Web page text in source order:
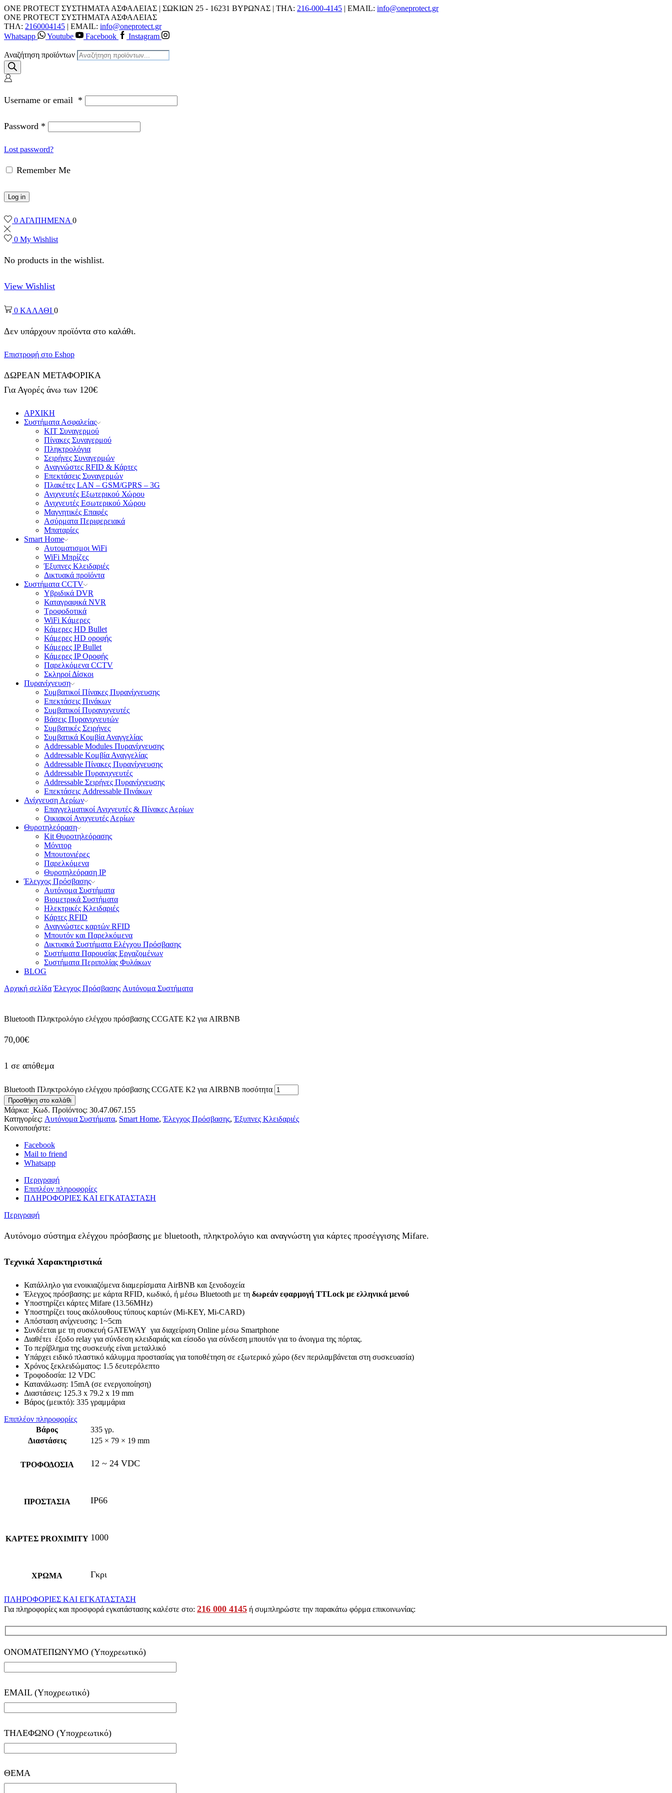
ONE PROTECT ΣΥΣΤΗΜΑΤΑ ΑΣΦΑΛΕΙΑΣ | ΣΩΚΙΩΝ 25 - 16231 ΒΥΡΩΝΑΣ | ΤΗΛ: 216-000-4145 | EMAIL: info@oneprotect.gr
ONE PROTECT ΣΥΣΤΗΜΑΤΑ ΑΣΦΑΛΕΙΑΣ
ΤΗΛ: 2160004145 | EMAIL: info@oneprotect.gr
Whatsapp
Youtube Facebook Instagram
Αναζήτηση προϊόντων
Username or email *
Password *
Lost password?
Remember Me
Log in
0 ΑΓΑΠΗΜΕΝΑ 0
0 My Wishlist
No products in the wishlist.
View Wishlist
0 ΚΑΛΑΘΙ 0
Δεν υπάρχουν προϊόντα στο καλάθι.
Επιστροφή στο Eshop
ΔΩΡΕΑΝ ΜΕΤΑΦΟΡΙΚΑ
Για Αγορές άνω των 120€
ΑΡΧΙΚΗ
Συστήματα Ασφαλείας
ΚΙΤ Συναγερμού
Πίνακες Συναγερμού
Πληκτρολόγια
Σειρήνες Συναγερμών
Αναγνώστες RFID & Κάρτες
Επεκτάσεις Συναγερμών
Πλακέτες LAN – GSM/GPRS – 3G
Ανιχνευτές Εξωτερικού Χώρου
Ανιχνευτές Εσωτερικού Χώρου
Μαγνητικές Επαφές
Aσύρματα Περιφερειακά
Μπαταρίες
Smart Home
Αυτοματισμοι WiFi
WiFi Μπρίζες
Έξυπνες Κλειδαριές
Δικτυακά προϊόντα
Συστήματα CCTV
Υβριδικά DVR
Καταγραφικά NVR
Tροφοδοτικά
WiFi Kάμερες
Κάμερες HD Βullet
Κάμερες HD οροφής
Κάμερες IP Βullet
Κάμερες IP Οροφής
Παρελκόμενα CCTV
Σκληροί Δίσκοι
Πυρανίχνευση
Συμβατικοί Πίνακες Πυρανίχνευσης
Επεκτάσεις Πινάκων
Συμβατικοί Πυρανιχνευτές
Βάσεις Πυρανιχνευτών
Συμβατικές Σειρήνες
Συμβατικά Κομβία Αναγγελίας
Addressable Modules Πυρανίχνευσης
Addressable Κομβία Αναγγελίας
Addressable Πίνακες Πυρανίχνευσης
Addressable Πυρανιχνευτές
Addressable Σειρήνες Πυρανίχνευσης
Επεκτάσεις Addressable Πινάκων
Ανίχνευση Αερίων
Επαγγελματικοί Ανιχνευτές & Πίνακες Αερίων
Οικιακοί Ανιχνευτές Αερίων
Θυροτηλεόραση
Kit Θυροτηλεόρασης
Μόνιτορ
Μπουτονιέρες
Παρελκόμενα
Θυροτηλεόραση ΙΡ
Έλεγχος Πρόσβασης
Aυτόνομα Συστήματα
Βιομετρικά Συστήματα
Ηλεκτρικές Κλειδαριές
Κάρτες RFID
Αναγνώστες καρτών RFID
Mπουτόν και Παρελκόμενα
Δικτυακά Συστήματα Ελέγχου Πρόσβασης
Συστήματα Παρουσίας Εργαζομένων
Συστήματα Περιπολίας Φυλάκων
BLOG
Αρχική σελίδα Έλεγχος Πρόσβασης Aυτόνομα Συστήματα
Βluetooth Πληκτρολόγιο ελέγχου πρόσβασης CCGATE K2 για AIRBNB
70,00€
1 σε απόθεμα
Βluetooth Πληκτρολόγιο ελέγχου πρόσβασης CCGATE K2 για AIRBNB ποσότητα
Προσθήκη στο καλάθι
Μάρκα: Κωδ. Προϊόντος: 30.47.067.155
Κατηγορίες: Aυτόνομα Συστήματα, Smart Home,Έλεγχος Πρόσβασης,Έξυπνες Κλειδαριές
Κοινοποιήστε:
Facebook
Mail to friend
Whatsapp
Περιγραφή
Επιπλέον πληροφορίες
ΠΛΗΡΟΦΟΡΙΕΣ ΚΑΙ ΕΓΚΑΤΑΣΤΑΣΗ
Περιγραφή
Αυτόνομο σύστημα ελέγχου πρόσβασης με bluetooth, πληκτρολόγιο και αναγνώστη για κάρτες προσέγγισης Mifare.
Tεχνικά Χαρακτηριστικά
Κατάλληλο για ενοικιαζόμενα διαμερίσματα AirBNB και ξενοδοχεία
Έλεγχος πρόσβασης: με κάρτα RFID, κωδικό, ή μέσω Bluetooth με τη δωρεάν εφαρμογή TTLock με ελληνικά μενού
Υποστηρίζει κάρτες Mifare (13.56MHz)
Υποστηρίζει τους ακόλουθους τύπους καρτών (Mi-ΚΕΥ, Mi-CARD)
Απόσταση ανίχνευσης: 1~5cm
Συνδέεται με τη συσκευή GATEWAY για διαχείριση Οnline μέσω Smartphone
Διαθέτει έξoδο relay για σύνδεση κλειδαριάς και είσοδο για σύνδεση μπουτόν για το άνοιγμα της πόρτας.
Το περίβλημα της συσκευής είναι μεταλλικό
Υπάρχει ειδικό πλαστικό κάλυμμα προστασίας για τοποθέτηση σε εξωτερικό χώρο (δεν περιλαμβάνεται στη συσκευασία)
Χρόνος ξεκλειδώματος: 1.5 δευτερόλεπτο
Tροφοδοσία: 12 VDC
Κατανάλωση: 15mA (σε ενεργοποίηση)
Διαστάσεις: 125.3 x 79.2 x 19 mm
Βάρος (μεικτό): 335 γραμμάρια
Επιπλέον πληροφορίες
Βάρος
335 γρ.
Διαστάσεις
125 × 79 × 19 mm
ΤΡΟΦΟΔΟΣΙΑ 12 ~ 24 VDC
ΠΡΟΣΤΑΣΙΑ IP66
ΚΑΡΤΕΣ PROXIMITY 1000
ΧΡΩΜΑ Γκρι
ΠΛΗΡΟΦΟΡΙΕΣ ΚΑΙ ΕΓΚΑΤΑΣΤΑΣΗ
Για πληροφορίες και προσφορά εγκατάστασης καλέστε στο: 216 000 4145 ή συμπληρώστε την παρακάτω φόρμα επικοινωνίας:
ΟΝΟΜΑΤΕΠΩΝΥΜΟ (Υποχρεωτικό)
EMAIL (Υποχρεωτικό)
ΤΗΛΕΦΩΝΟ (Υποχρεωτικό)
ΘΕΜΑ